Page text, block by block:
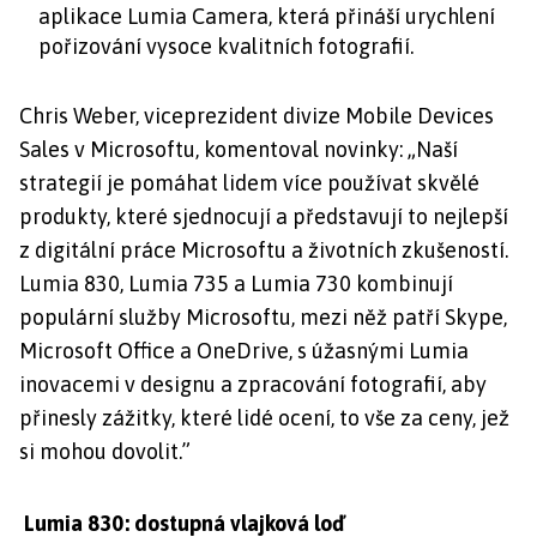
aplikace Lumia Camera, která přináší urychlení
pořizování vysoce kvalitních fotografií.
Chris Weber, viceprezident divize Mobile Devices
Sales v Microsoftu, komentoval novinky: „Naší
strategií je pomáhat lidem více používat skvělé
produkty, které sjednocují a představují to nejlepší
z digitální práce Microsoftu a životních zkušeností.
Lumia 830, Lumia 735 a Lumia 730 kombinují
populární služby Microsoftu, mezi něž patří Skype,
Microsoft Office a OneDrive, s úžasnými Lumia
inovacemi v designu a zpracování fotografií, aby
přinesly zážitky, které lidé ocení, to vše za ceny, jež
si mohou dovolit.”
Lumia 830: dostupná vlajková loď